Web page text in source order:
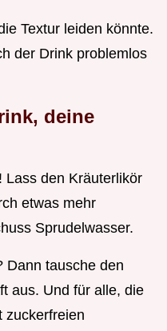
Textur leiden könnte.
der Drink problemlos
deine
Lass den Kräuterlikör
etwas mehr
Sprudelwasser.
Dann tausche den
aus. Und für alle, die
zuckerfreien